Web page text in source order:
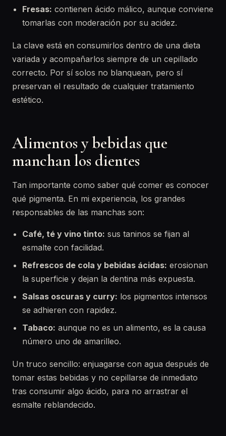
Fresas: contienen ácido málico, aunque conviene
tomarlas con moderación por su acidez.
La clave está en consumirlos dentro de una dieta
variada y acompañarlos siempre de un cepillado
correcto. Por sí solos no blanquean, pero sí
preservan el resultado de cualquier tratamiento
estético.
Alimentos y bebidas que
manchan los dientes
Tan importante como saber qué comer es conocer
qué pigmenta. En mi experiencia, los grandes
responsables de las manchas son:
Café, té y vino tinto: sus taninos se fijan al
esmalte con facilidad.
Refrescos de cola y bebidas ácidas: erosionan
la superficie y dejan la dentina más expuesta.
Salsas oscuras y curry: los pigmentos intensos
se adhieren con rapidez.
Tabaco: aunque no es un alimento, es la causa
número uno de amarilleo.
Un truco sencillo: enjuagarse con agua después de
tomar estas bebidas y no cepillarse de inmediato
tras consumir algo ácido, para no arrastrar el
esmalte reblandecido.